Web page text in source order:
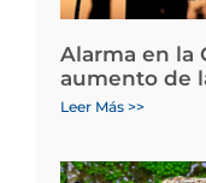
Alarma en la
aumento de
Leer Más >>